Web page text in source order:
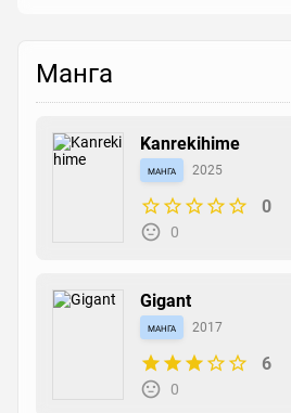
Манга
Kanrekihime
манга 2025
0
0
Gigant
манга 2017
6
0